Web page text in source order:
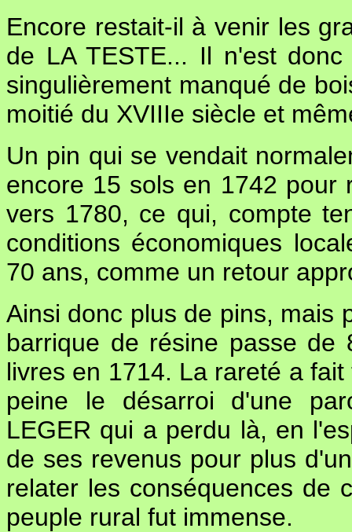
Encore restait-il à venir les
de LA TESTE... Il n'est
singulièrement manqué de
moitié du XVIIIe siècle et
Un pin qui se vendait
encore 15 sols en 1742 pour
vers 1780, ce qui, compte
conditions économiques
70 ans, comme un retour
Ainsi donc plus de pins, mais
barrique de résine passe
livres en 1714. La rareté a
peine le désarroi d'une
LEGER qui a perdu là, en
de ses revenus pour plus
relater les conséquences de
peuple rural fut immense.